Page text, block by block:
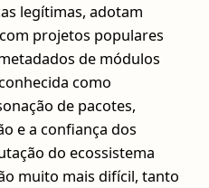
legítimas, adotam
projetos populares
de módulos
como
de pacotes,
e a confiança dos
do ecossistema
muito mais difícil, tanto